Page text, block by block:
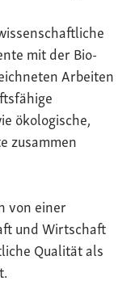
mit der Bio-
Arbeiten
ökologische,
zusammen
von einer
und Wirtschaft
Qualität als